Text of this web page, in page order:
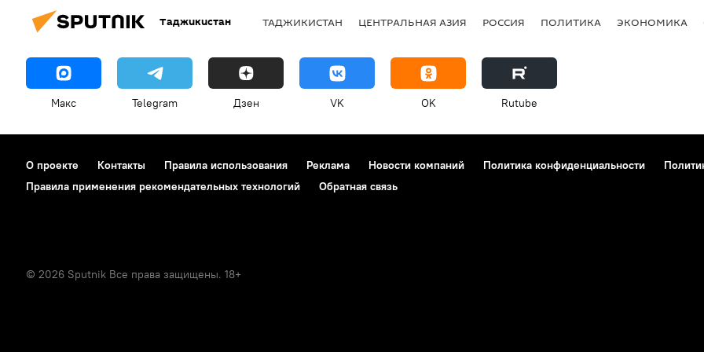
Таджикистан ТАДЖИКИСТАН ЦЕНТРАЛЬНАЯ АЗИЯ РОССИЯ ПОЛИТИКА ЭКОНОМИКА
Макс Telegram Дзен VK OK Rutube
О проекте Контакты Правила использования Реклама Новости компаний Политика конфиденциальности
Правила применения рекомендательных технологий
Обратная связь
© 2026 Sputnik Все права защищены. 18+